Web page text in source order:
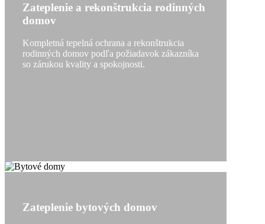
Zateplenie a rekonštrukcia rodinných
domov
Kompletná tepelná ochrana a rekonštrukcia
rodinných domov podľa požiadavok zákazníka
so zárukou kvality a spokojnosti.
Zateplenie bytových domov